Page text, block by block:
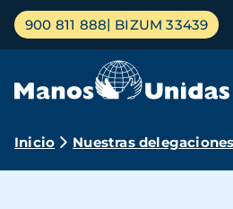
Pasar
contenido
Menú
principal
900 811 888 BIZUM 33439
Ruta
Inicio Nuestras delegaciones